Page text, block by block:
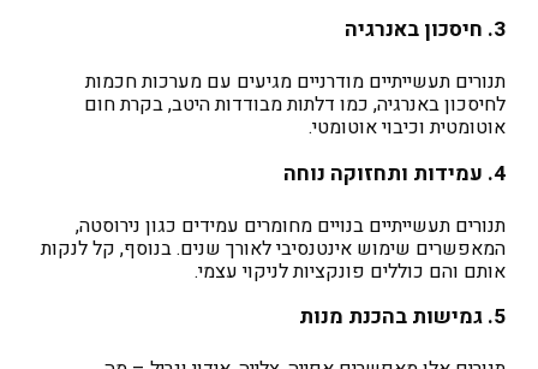
3. חיסכון באנרגיה
תנורים תעשייתיים מודרניים מגיעים עם מערכות חכמות
לחיסכון באנרגיה, כמו דלתות מבודדות היטב, בקרת חום
אוטומטית וכיבוי אוטומטי.
4. עמידות ותחזוקה נוחה
תנורים תעשייתיים בנויים מחומרים עמידים כגון נירוסטה,
המאפשרים שימוש אינטנסיבי לאורך שנים. בנוסף, קל לנקות
אותם והם כוללים פונקציות לניקוי עצמי.
5. גמישות בהכנת מנות